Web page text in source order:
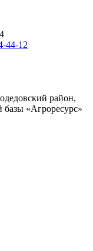
44-12
район,
«Агроресурс»